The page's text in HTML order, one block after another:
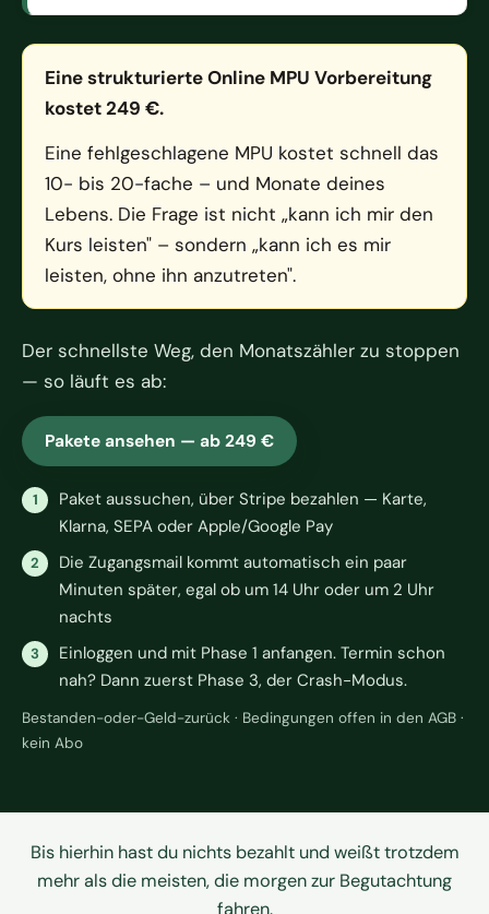
Eine strukturierte Online MPU Vorbereitung
kostet 249 €.
Eine fehlgeschlagene MPU kostet schnell das
10- bis 20-fache – und Monate deines
Lebens. Die Frage ist nicht „kann ich mir den
Kurs leisten" – sondern „kann ich es mir
leisten, ohne ihn anzutreten".
Der schnellste Weg, den Monatszähler zu stoppen
— so läuft es ab:
Pakete ansehen — ab 249 €
Paket aussuchen, über Stripe bezahlen — Karte,
Klarna, SEPA oder Apple/Google Pay
Die Zugangsmail kommt automatisch ein paar
Minuten später, egal ob um 14 Uhr oder um 2 Uhr
nachts
Einloggen und mit Phase 1 anfangen. Termin schon
nah? Dann zuerst Phase 3, der Crash-Modus.
Bestanden-oder-Geld-zurück · Bedingungen offen in den AGB ·
kein Abo
Bis hierhin hast du nichts bezahlt und weißt trotzdem
mehr als die meisten, die morgen zur Begutachtung
fahren.